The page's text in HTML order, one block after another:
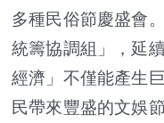
多種民俗節慶盛會
統籌協調組」，延
經濟」不僅能產生
民帶來豐盛的文娛